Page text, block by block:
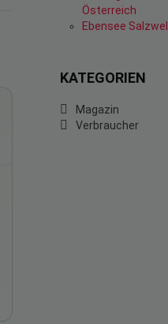
Österreich
Ebensee
KATEGORIEN
Magazin
Verbraucher